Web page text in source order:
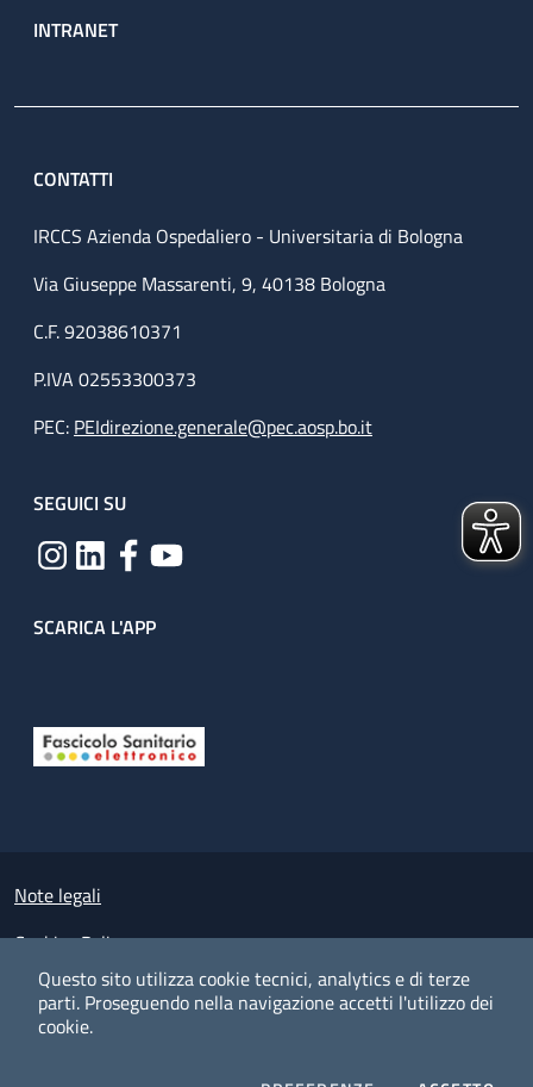
Questo sito utilizza cookie tecnici, analytics e di terze
parti. Proseguendo nella navigazione accetti l'utilizzo dei
cookie.
INTRANET
CONTATTI
IRCCS Azienda Ospedaliero - Universitaria di Bologna
Via Giuseppe Massarenti, 9, 40138 Bologna
C.F. 92038610371
P.IVA 02553300373
PEC: PEIdirezione.generale@pec.aosp.bo.it
SEGUICI SU
SCARICA L'APP
Small prints
Note legali
Cookies Policy
Policy privacy e protezione del dato personale
Albo pretorio on-line